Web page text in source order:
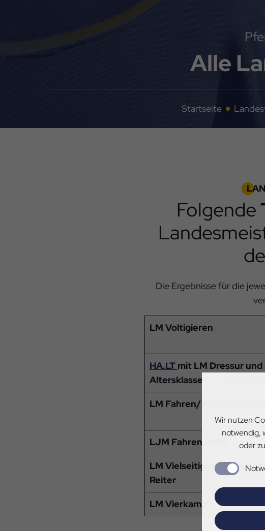
Wir nutzen
notwendig,
oder
Alle
Startseite
Folgende
Die Ergebnisse für die
LM Voltigieren
HA.LT mit LM Dressur
Altersklassen) + LM Pony-
LM Fahren/ LJM Fahren
LJM Fahren (U18)
LM Vielseitigkeit Junioren
Reiter
LM Vierkampf